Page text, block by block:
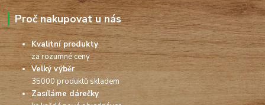
Proč nakupovat u nás
Kvalitní produkty
za rozumné ceny
Velký výběr
35000 produktů skladem
Zasíláme dárečky